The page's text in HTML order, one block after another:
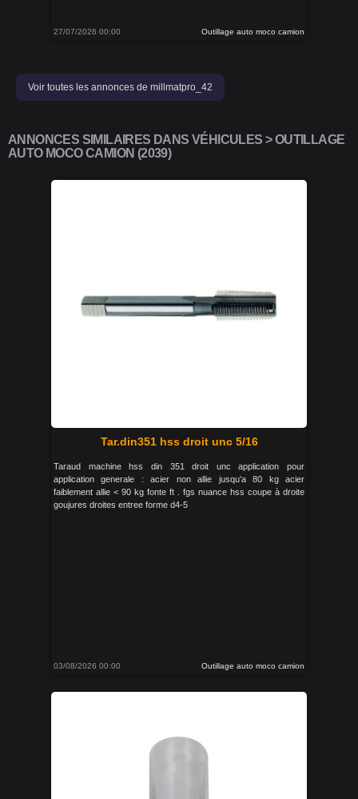
27/07/2026 00:00 Outillage auto moco camion
Voir toutes les annonces de millmatpro_42
ANNONCES SIMILAIRES DANS VÉHICULES > OUTILLAGE
AUTO MOCO CAMION (2039)
Tar.din351 hss droit unc 5/16
Taraud machine hss din 351 droit unc application pour
application generale : acier non allie jusqu'a 80 kg acier
faiblement allie < 90 kg fonte ft . fgs nuance hss coupe à droite
goujures droites entree forme d4-5
03/08/2026 00:00 Outillage auto moco camion